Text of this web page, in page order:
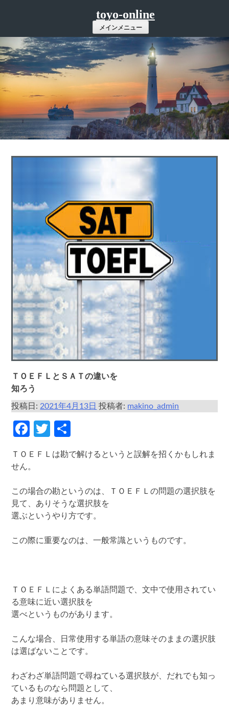
ツ
へ
ス
キ
ッ
プ
toyo-online
メインメニュー
ＴＯＥＦＬとＳＡＴの違いを
知ろう
投稿日:2021年4月13日 投稿者: makino_admin
Facebook
Twitter
ＴＯＥＦＬは勘で解けるというと誤解を招くかもしれま
せん。
この場合の勘というのは、ＴＯＥＦＬの問題の選択肢を
見て、ありそうな選択肢を
選ぶというやり方です。
この際に重要なのは、一般常識というものです。
ＴＯＥＦＬによくある単語問題で、文中で使用されてい
る意味に近い選択肢を
選べというものがあります。
こんな場合、日常使用する単語の意味そのままの選択肢
は選ばないことです。
わざわざ単語問題で尋ねている選択肢が、だれでも知っ
ているものなら問題として、
あまり意味がありません。